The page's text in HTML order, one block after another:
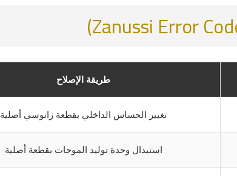
طريقة الإصلاح
تغيير الحساس الداخلي بقطعة زانوسي أصلية
استبدال وحدة توليد الموجات بقطعة أصلية